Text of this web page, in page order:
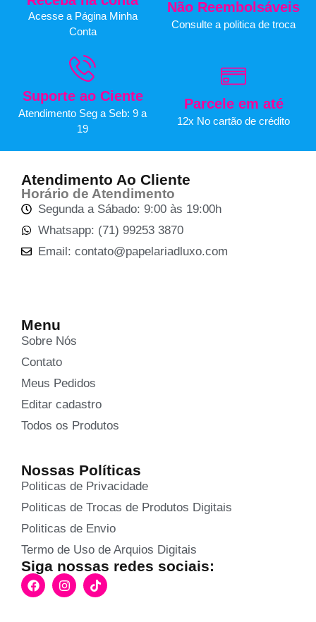
Acesse a Página Minha
Conta
Não Reembolsáveis
Consulte a politica de troca
Suporte ao Ciente
Atendimento Seg a Seb: 9 a
19
Parcele em até
12x No cartão de crédito
Atendimento Ao Cliente
Horário de Atendimento
Segunda a Sábado: 9:00 às 19:00h
Whatsapp: (71) 99253 3870
Email: contato@papelariadluxo.com
Menu
Sobre Nós
Contato
Meus Pedidos
Editar cadastro
Todos os Produtos
Nossas Políticas
Politicas de Privacidade
Politicas de Trocas de Produtos Digitais
Politicas de Envio
Termo de Uso de Arquios Digitais
Siga nossas redes sociais: